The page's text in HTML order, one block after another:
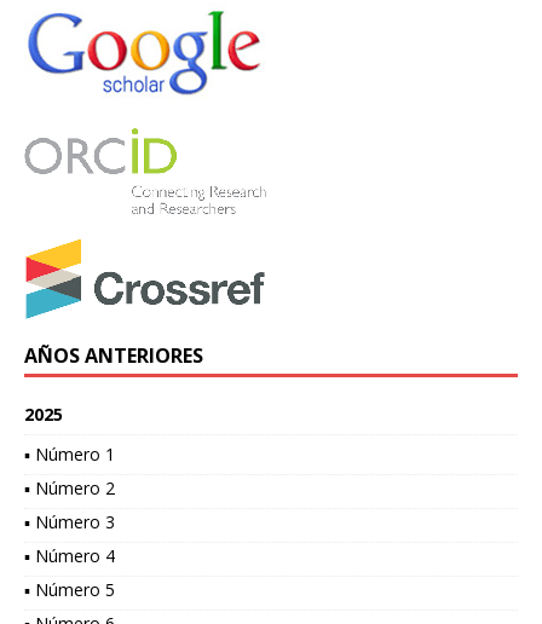
AÑOS ANTERIORES
2025
▪ Número 1
▪ Número 2
▪ Número 3
▪ Número 4
▪ Número 5